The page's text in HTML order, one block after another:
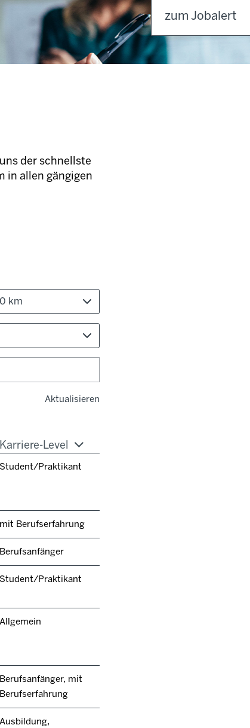
der schnellste
in allen gängigen
km
Aktualisieren
Karriere-Level
Student/Praktikant
mit Berufserfahrung
Berufsanfänger
Student/Praktikant
Allgemein
Berufsanfänger, mit
Berufserfahrung
Ausbildung,
zum Jobalert